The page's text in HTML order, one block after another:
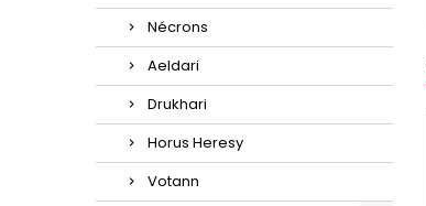
Nécrons
Aeldari
Drukhari
Horus Heresy
Votann